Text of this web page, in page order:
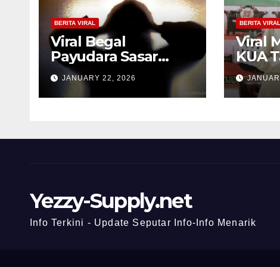
BERITA VIRAL
Viral Begal
Payudara Sasar
Pelari dan Ibu-ibu di
Bandung, Pelaku
Ditangkap
JANUARY 22, 2026
BERITA VIRAL
Viral
KUA
Foto
Salfok
Yezzy-Supply.net
Info Terkini - Update Seputar Info-Info Menarik